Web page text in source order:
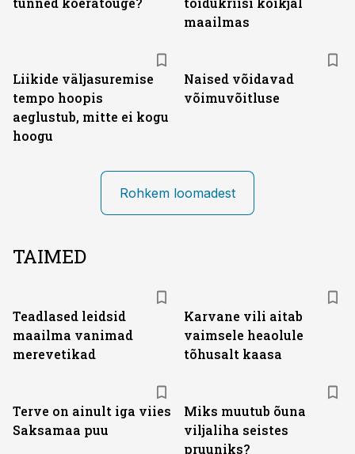
maailmas
Liikide väljasuremise
tempo hoopis
aeglustub, mitte ei kogu
hoogu
Naised võidavad
võimuvõitluse
Rohkem loomadest
TAIMED
Teadlased leidsid
maailma vanimad
merevetikad
Karvane vili aitab
vaimsele heaolule
tõhusalt kaasa
Terve on ainult iga viies
Saksamaa puu
Miks muutub õuna
viljaliha seistes
pruuniks?